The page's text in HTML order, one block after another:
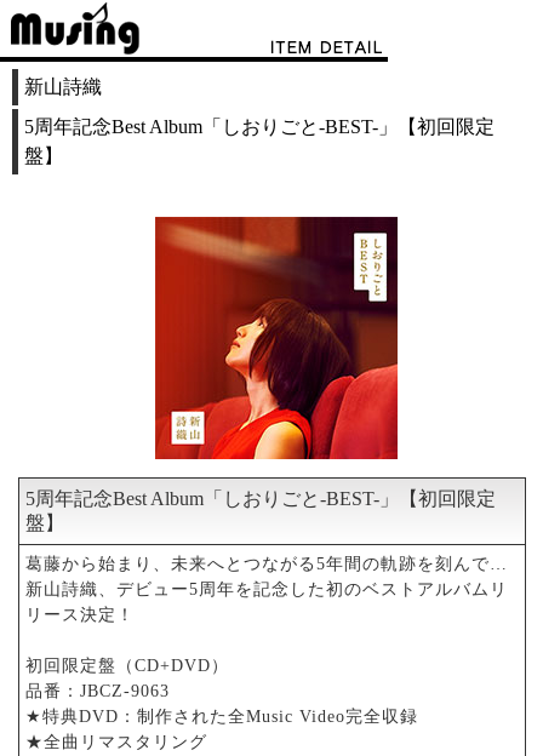
新山詩織
5周年記念Best Album「しおりごと-BEST-」【初回限定
盤】
5周年記念Best Album「しおりごと-BEST-」【初回限定
盤】
葛藤から始まり、未来へとつながる5年間の軌跡を刻んで…
新山詩織、デビュー5周年を記念した初のベストアルバムリ
リース決定！
初回限定盤（CD+DVD）
品番：JBCZ-9063
★特典DVD：制作された全Music Video完全収録
★全曲リマスタリング